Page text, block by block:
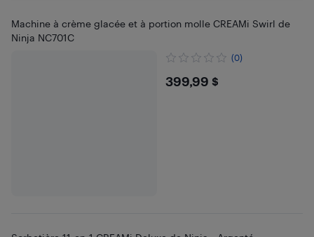
Machine à crème glacée et à portion molle CREAMi Swirl de
Ninja NC701C
(0)
$399.99
399,99 $